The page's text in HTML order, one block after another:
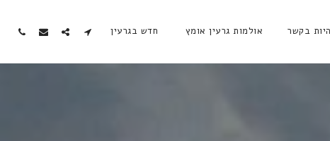
בקשר אולמות גרעין אומץ חדש בגרעין